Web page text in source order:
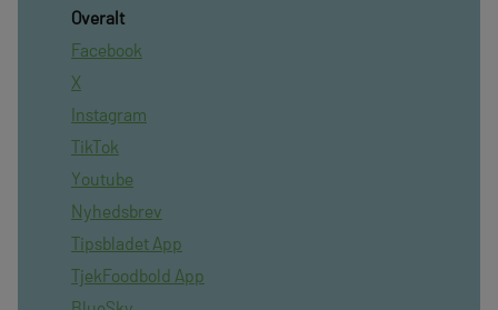
Overalt
Facebook
X
Instagram
TikTok
Youtube
Nyhedsbrev
Tipsbladet App
TjekFoodbold App